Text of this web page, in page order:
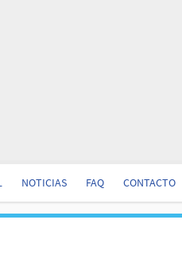
NOTICIAS FAQ CONTACTO